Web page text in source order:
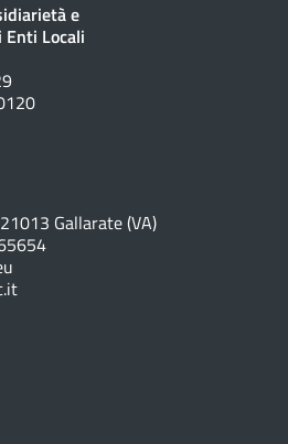
e
Enti Locali
Gallarate (VA)